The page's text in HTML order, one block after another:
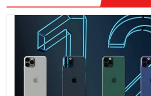
الاقتصاد الرقمي
No Comment
رئيس هيئة النزاهة: لا مظلة تحمي
الفاسدين والمال العام أمانة
No Comment